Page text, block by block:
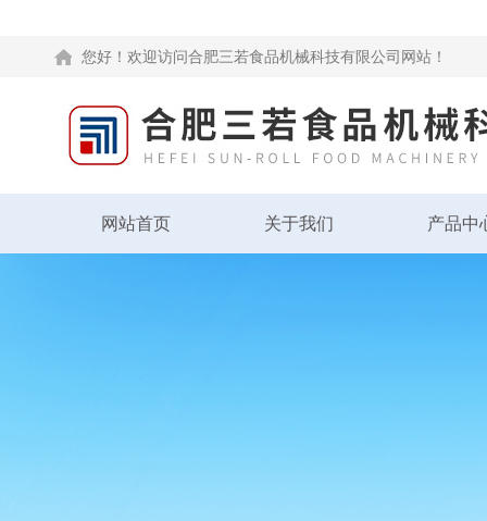
您好！欢迎访问合肥三若食品机械科技有限公司网站！
网站首页 关于我们 产品中